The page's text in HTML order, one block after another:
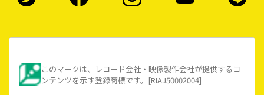
このマークは、レコード会社・映像製作会社が提供するコ
ンテンツを示す登録商標です。[RIAJ50002004]